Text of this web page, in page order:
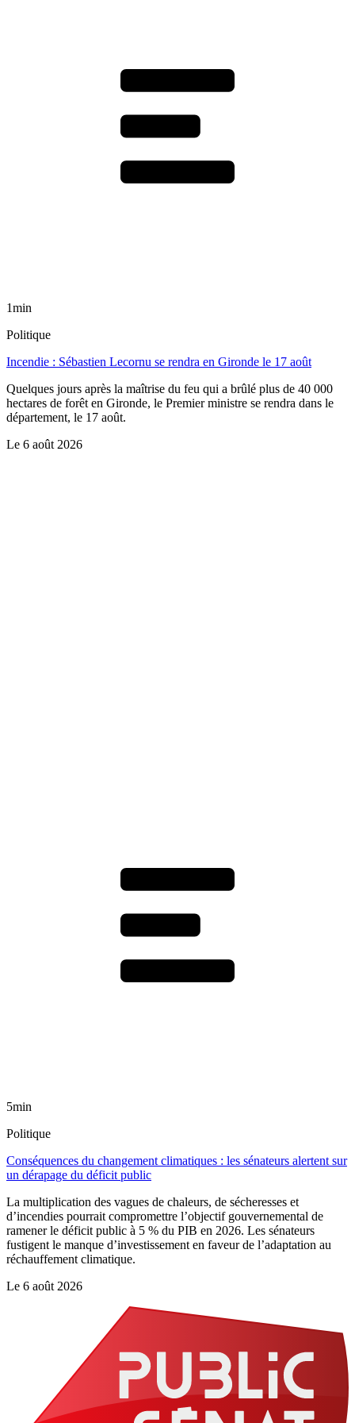
1min
Politique
Incendie : Sébastien Lecornu se rendra en Gironde le 17 août
Quelques jours après la maîtrise du feu qui a brûlé plus de 40 000
hectares de forêt en Gironde, le Premier ministre se rendra dans le
département, le 17 août.
Le 6 août 2026
5min
Politique
Conséquences du changement climatiques : les sénateurs alertent sur
un dérapage du déficit public
La multiplication des vagues de chaleurs, de sécheresses et
d’incendies pourrait compromettre l’objectif gouvernemental de
ramener le déficit public à 5 % du PIB en 2026. Les sénateurs
fustigent le manque d’investissement en faveur de l’adaptation au
réchauffement climatique.
Le 6 août 2026